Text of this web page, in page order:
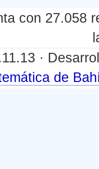
con 27.058
·
de